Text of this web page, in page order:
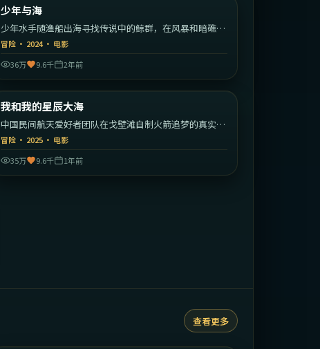
热门
少年与海
少年水手随渔船出海寻找传说中的鲸群，在风暴和暗礁间
长大成人。
冒险 · 2024· 电影
36万
9.6千 2年前
热门
2:08:49
我和我的星辰大海
中国民间航天爱好者团队在戈壁滩自制火箭追梦的真实改
编故事。
冒险 · 2025 · 电影
35万
9.6千 1年前
查看更多
1:47:26